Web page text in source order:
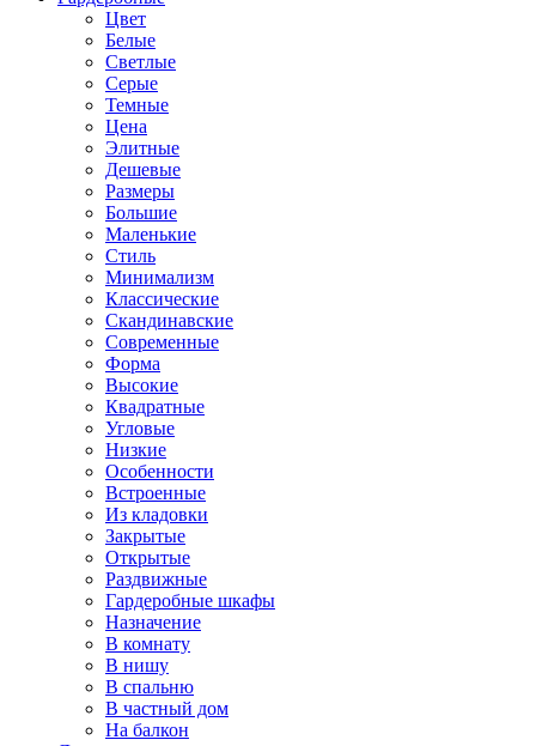
Цвет
Белые
Светлые
Серые
Темные
Цена
Элитные
Дешевые
Размеры
Большие
Маленькие
Стиль
Минимализм
Классические
Скандинавские
Современные
Форма
Высокие
Квадратные
Угловые
Низкие
Особенности
Встроенные
Из кладовки
Закрытые
Открытые
Раздвижные
Гардеробные шкафы
Назначение
В комнату
В нишу
В спальню
В частный дом
На балкон